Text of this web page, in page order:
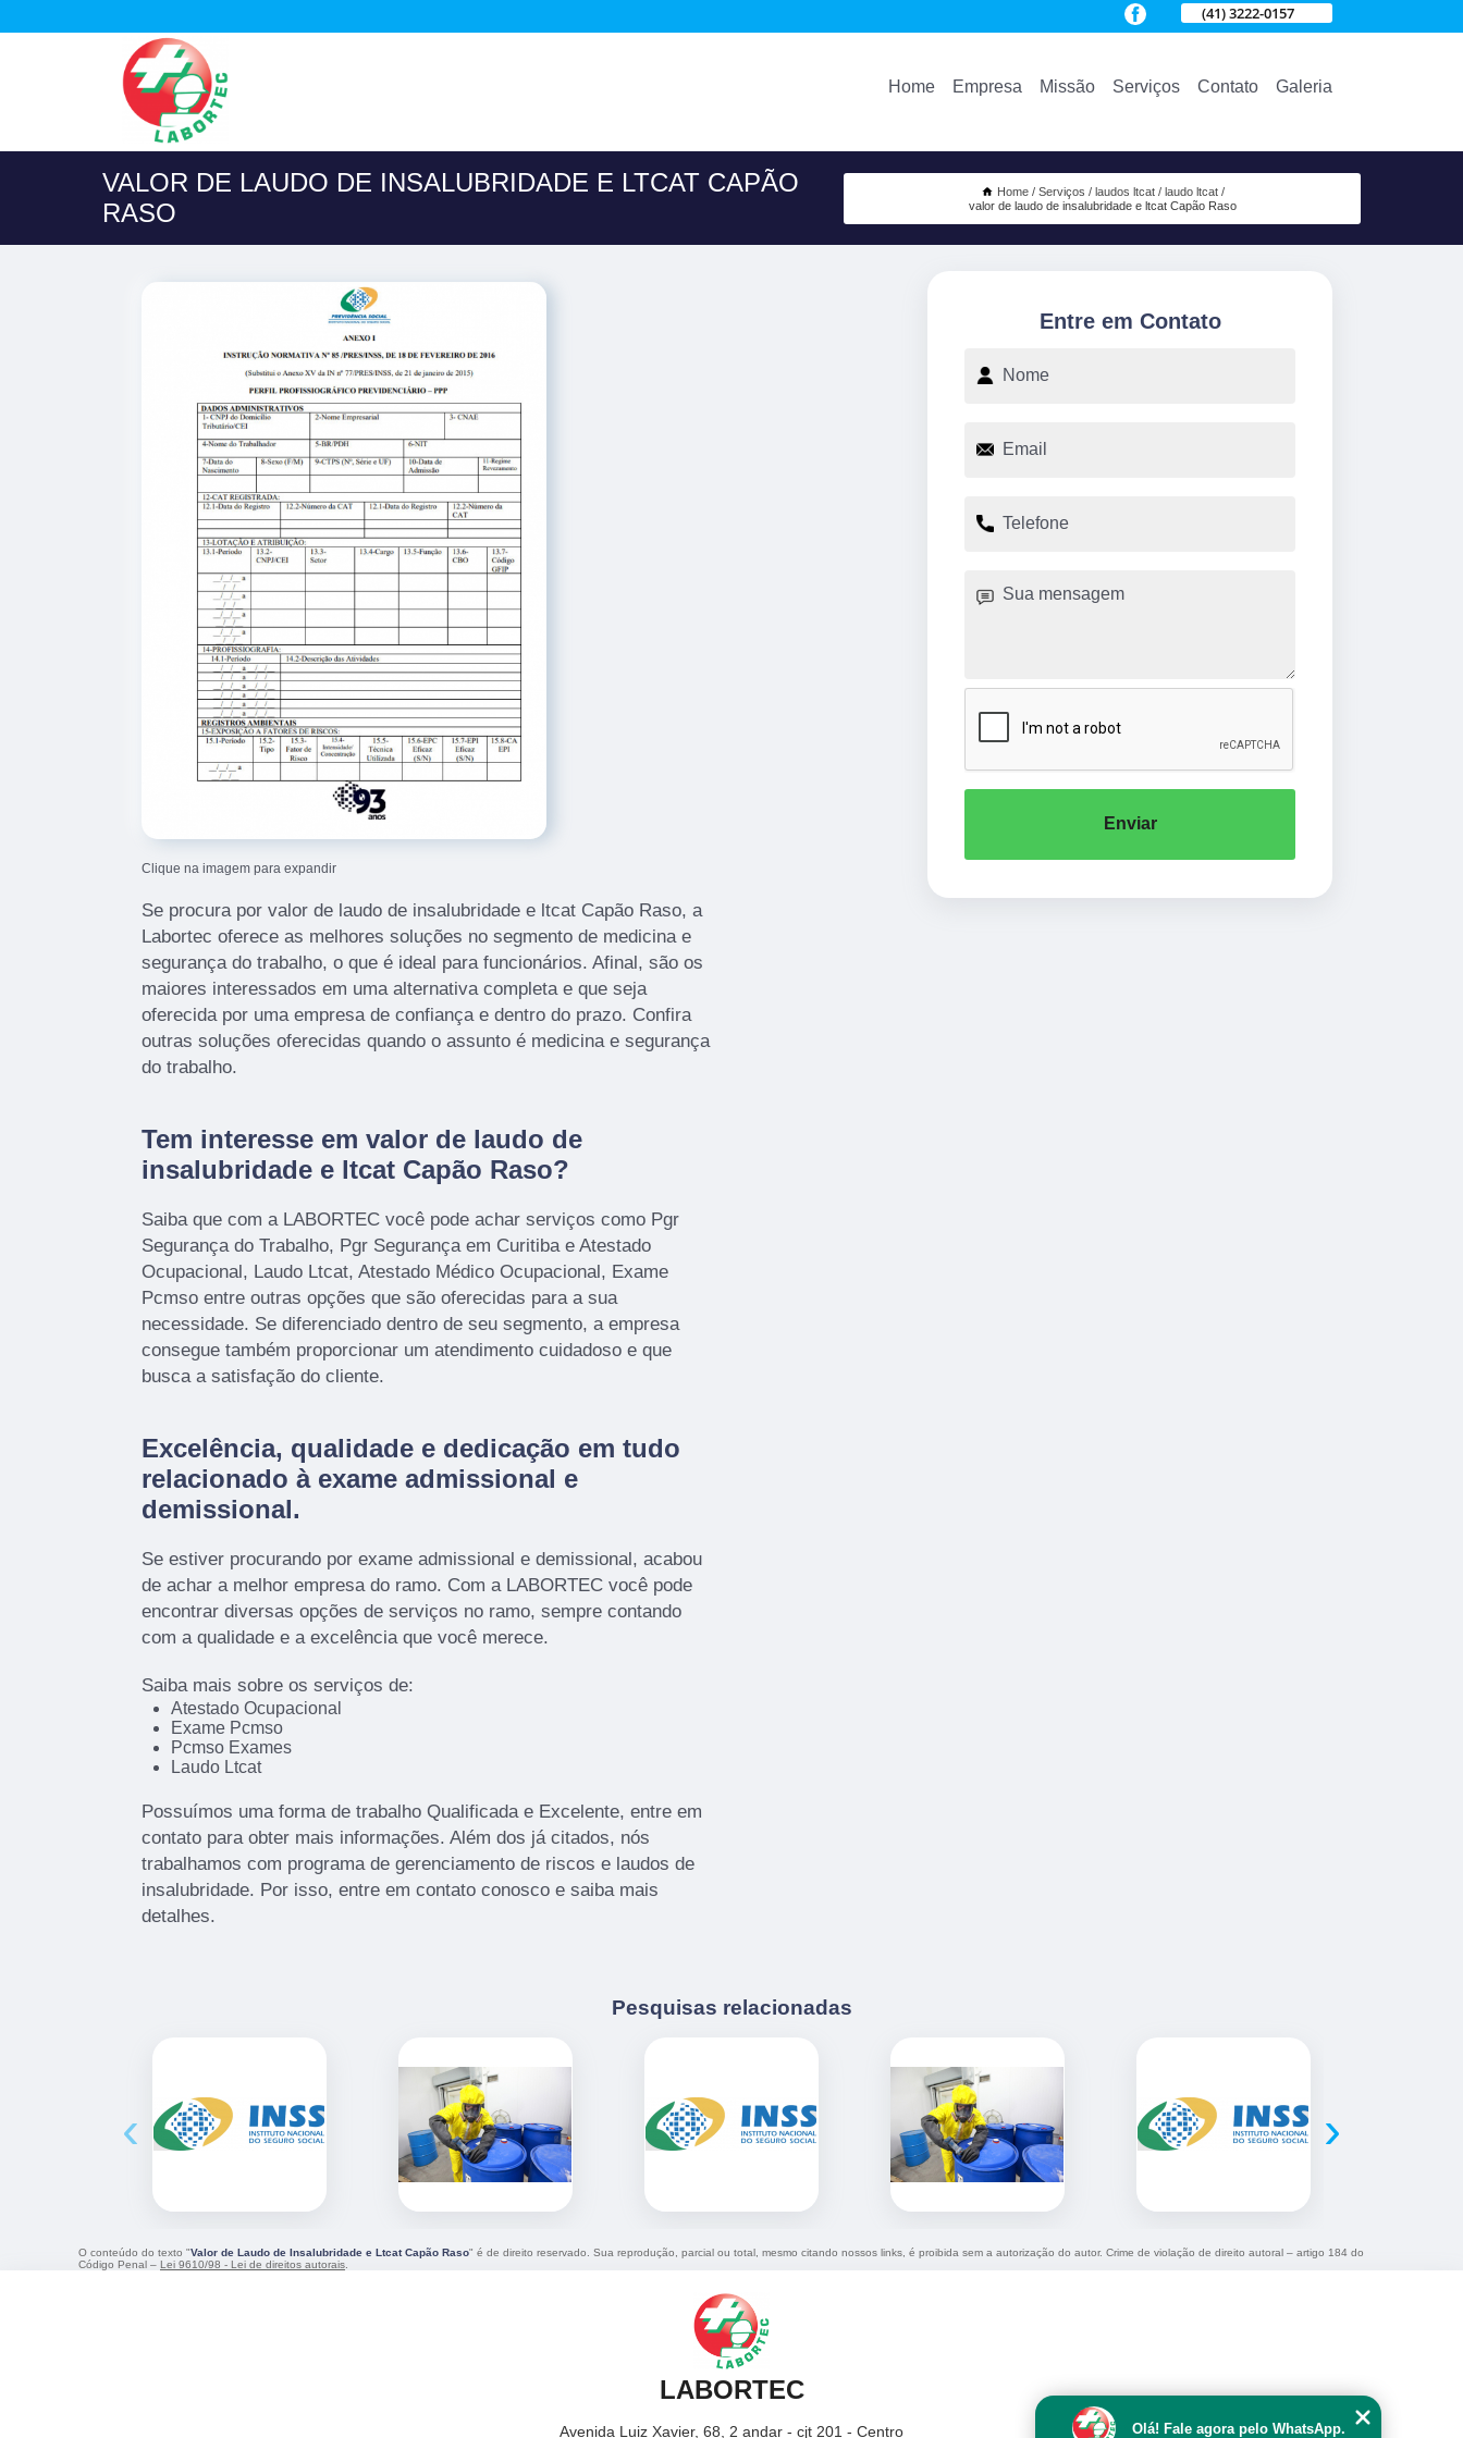
(41) 3222-0157
Home Empresa Missão Serviços Contato Galeria
VALOR DE LAUDO DE INSALUBRIDADE E LTCAT CAPÃO
RASO
Home Serviços laudos ltcat
laudo ltcat
valor de laudo de insalubridade e ltcat Capão Raso
Clique na imagem para expandir
Se procura por valor de laudo de insalubridade e ltcat Capão Raso, a
Labortec oferece as melhores soluções no segmento de medicina e
segurança do trabalho, o que é ideal para funcionários. Afinal, são os
maiores interessados em uma alternativa completa e que seja
oferecida por uma empresa de confiança e dentro do prazo. Confira
outras soluções oferecidas quando o assunto é medicina e segurança
do trabalho.
Tem interesse em valor de laudo de
insalubridade e ltcat Capão Raso?
Saiba que com a LABORTEC você pode achar serviços como Pgr
Segurança do Trabalho, Pgr Segurança em Curitiba e Atestado
Ocupacional, Laudo Ltcat, Atestado Médico Ocupacional, Exame
Pcmso entre outras opções que são oferecidas para a sua
necessidade. Se diferenciado dentro de seu segmento, a empresa
consegue também proporcionar um atendimento cuidadoso e que
busca a satisfação do cliente.
Excelência, qualidade e dedicação em tudo
relacionado à exame admissional e
demissional.
Se estiver procurando por exame admissional e demissional, acabou
de achar a melhor empresa do ramo. Com a LABORTEC você pode
encontrar diversas opções de serviços no ramo, sempre contando
com a qualidade e a excelência que você merece.
Saiba mais sobre os serviços de:
Atestado Ocupacional
Exame Pcmso
Pcmso Exames
Laudo Ltcat
Possuímos uma forma de trabalho Qualificada e Excelente, entre em
contato para obter mais informações. Além dos já citados, nós
trabalhamos com programa de gerenciamento de riscos e laudos de
insalubridade. Por isso, entre em contato conosco e saiba mais
detalhes.
Entre em Contato
Enviar
Pesquisas relacionadas
‹ ›
O conteúdo do texto "Valor de Laudo de Insalubridade e Ltcat Capão Raso" é de direito reservado. Sua reprodução, parcial ou total, mesmo citando nossos links, é proibida sem a autorização do autor. Crime de violação de direito autoral – artigo 184 do
Código Penal – Lei 9610/98 - Lei de direitos autorais
LABORTEC
Avenida Luiz Xavier, 68, 2 andar - cjt 201 - Centro Olá! Fale agora pelo WhatsApp.